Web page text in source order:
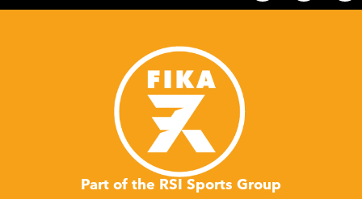
Part of the RSI Sports Group